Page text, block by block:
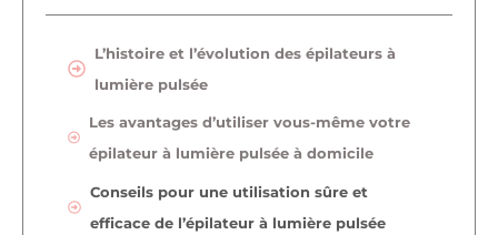
L’histoire et l’évolution des épilateurs à
lumière pulsée
Les avantages d’utiliser vous-même votre
épilateur à lumière pulsée à domicile
Conseils pour une utilisation sûre et
efficace de l’épilateur à lumière pulsée